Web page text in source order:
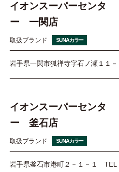
イオンスーパーセンタ
ー 一関店
取扱ブランド SUNAカラー
岩手県一関市狐禅寺字石ノ瀬１１－
イオンスーパーセンタ
ー 釜石店
取扱ブランド SUNAカラー
岩手県釜石市港町２－１－１ TEL